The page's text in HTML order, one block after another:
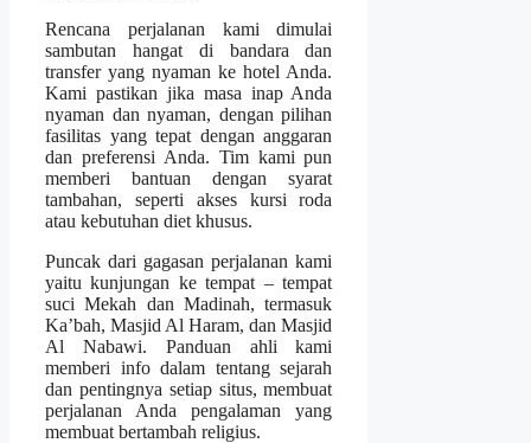
Rencana perjalanan kami dimulai
sambutan hangat di bandara dan
transfer yang nyaman ke hotel Anda.
Kami pastikan jika masa inap Anda
nyaman dan nyaman, dengan pilihan
fasilitas yang tepat dengan anggaran
dan preferensi Anda. Tim kami pun
memberi bantuan dengan syarat
tambahan, seperti akses kursi roda
atau kebutuhan diet khusus.
Puncak dari gagasan perjalanan kami
yaitu kunjungan ke tempat – tempat
suci Mekah dan Madinah, termasuk
Ka’bah, Masjid Al Haram, dan Masjid
Al Nabawi. Panduan ahli kami
memberi info dalam tentang sejarah
dan pentingnya setiap situs, membuat
perjalanan Anda pengalaman yang
membuat bertambah religius.